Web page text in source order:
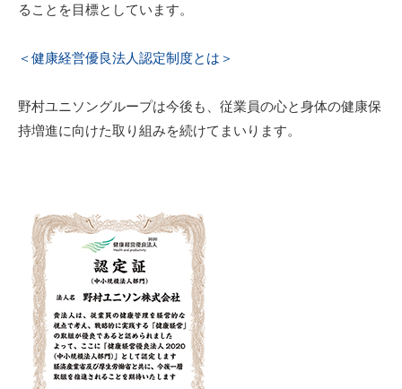
ることを目標としています。
＜健康経営優良法人認定制度とは＞
野村ユニソングループは今後も、従業員の心と身体の健康保
持増進に向けた取り組みを続けてまいります。